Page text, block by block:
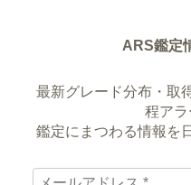
ARS鑑定
最新グレード分布・取
程アラ
鑑定にまつわる情報を